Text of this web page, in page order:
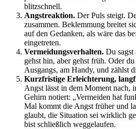
blitzschnell.
Angstreaktion. Der Puls steigt.
zusammen. Beklemmung breitet
auf den Gedanken, als wäre das
eingetreten.
Vermeidungsverhalten. Du sagst
gehst hin, aber gehst früh. Oder
Ausgangs, am Handy, und zählst
Kurzfristige Erleichterung,
Angst lässt in dem Moment nach,
Gehirn notiert: „Vermeiden hat
Mal kommt die Angst früher und
glaubt, die Situation sei wirklich
bist schließlich weggelaufen.